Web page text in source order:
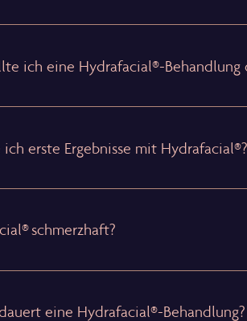
ich eine Hydrafacial®-Behandlung
erste Ergebnisse mit Hydrafacial®?
schmerzhaft?
eine Hydrafacial®-Behandlung?